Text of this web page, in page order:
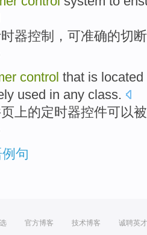
器控制 ， 可准确的切断
control that is located
used in any class.
页上的定时器控件可以被
句
官方博客 技术博客 诚聘英才